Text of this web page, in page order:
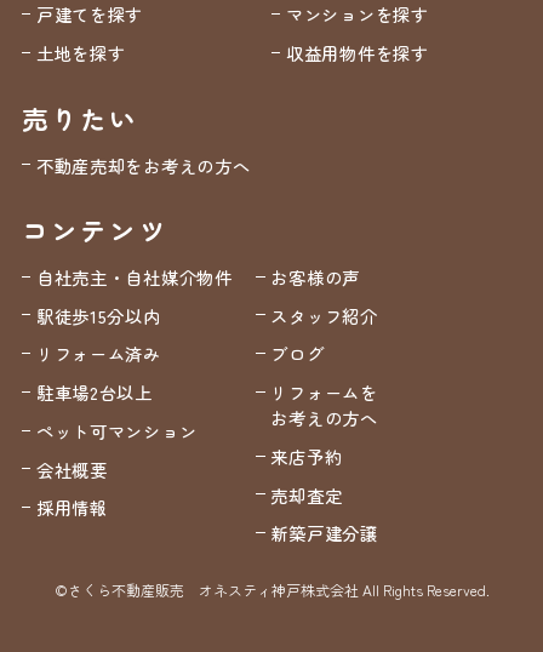
戸建てを探す
マンションを探す
土地を探す
収益用物件を探す
売りたい
不動産売却をお考えの方へ
コンテンツ
自社売主・自社媒介物件
駅徒歩15分以内
リフォーム済み
駐車場2台以上
ペット可マンション
会社概要
採用情報
お客様の声
スタッフ紹介
ブログ
リフォームを
お考えの方へ
来店予約
売却査定
新築戸建分譲
©さくら不動産販売 オネスティ神戸株式会社 All Rights Reserved.